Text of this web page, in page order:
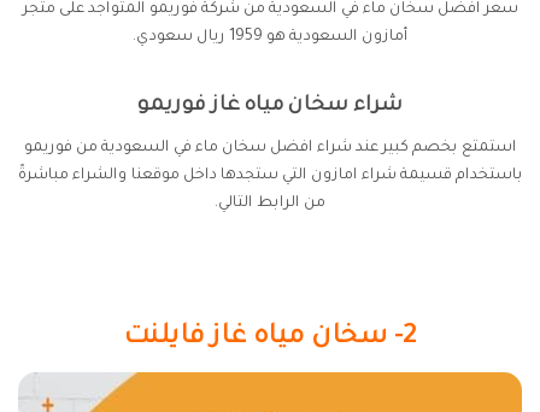
سعر افضل سخان ماء في السعودية من شركة فوريمو المتواجد على متجر
أمازون السعودية هو 1959 ريال سعودي.
شراء سخان مياه غاز فوريمو
استمتع بخصم كبير عند شراء افضل سخان ماء في السعودية من فوريمو
باستخدام قسيمة شراء امازون التي ستجدها داخل موقعنا والشراء مباشرةً
من الرابط التالي.
2- سخان مياه غاز فايلنت